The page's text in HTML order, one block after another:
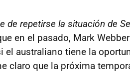
de repetirse la situación de
en el pasado, Mark
el australiano tiene la
claro que la próxima